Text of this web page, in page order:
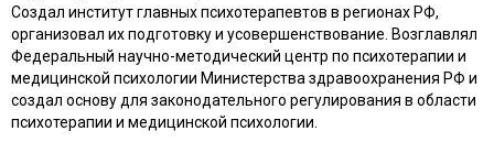
Создал институт главных психотерапевтов в регионах РФ,
организовал их подготовку и усовершенствование. Возглавлял
Федеральный научно-методический центр по психотерапии и
медицинской психологии Министерства здравоохранения РФ и
создал основу для законодательного регулирования в области
психотерапии и медицинской психологии.